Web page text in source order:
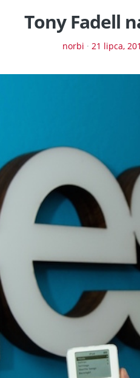
Tony Fadell
norbi · 21 lipca,